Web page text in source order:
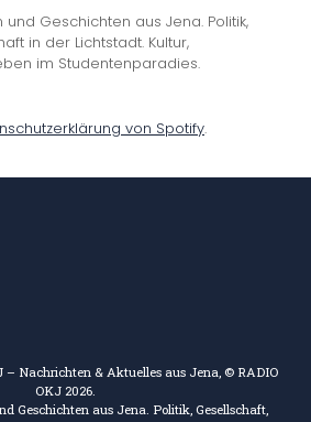
Geschichten aus Jena. Politik,
in der Lichtstadt. Kultur,
im Studentenparadies.
von Spotify.
– Nachrichten & Aktuelles aus Jena, © RADIO
OKJ 2026.
Geschichten aus Jena. Politik, Gesellschaft,